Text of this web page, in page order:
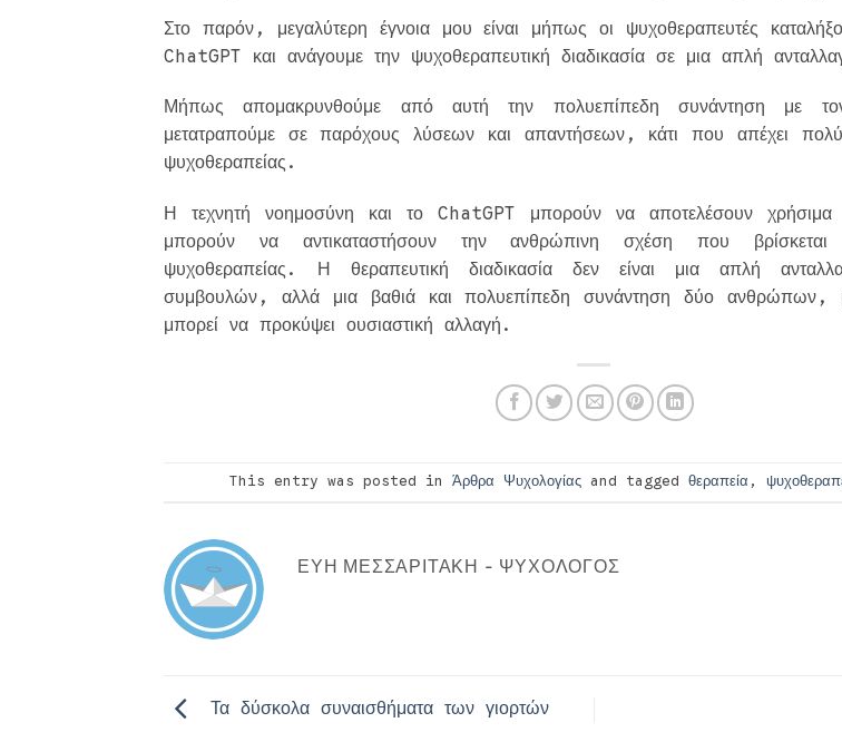
Στο παρόν, μεγαλύτερη έγνοια μου είναι μήπως οι ψυχοθεραπευτές
ChatGPT και ανάγουμε την ψυχοθεραπευτική διαδικασία σε μια απλή
Μήπως απομακρυνθούμε από αυτή την πολυεπίπεδη συνάντηση με
μετατραπούμε σε παρόχους λύσεων και απαντήσεων, κάτι που απέχει
ψυχοθεραπείας.
Η τεχνητή νοημοσύνη και το ChatGPT μπορούν να αποτελέσουν
μπορούν να αντικαταστήσουν την ανθρώπινη σχέση που
ψυχοθεραπείας. Η θεραπευτική διαδικασία δεν είναι μια απλή
συμβουλών, αλλά μια βαθιά και πολυεπίπεδη συνάντηση δύο
μπορεί να προκύψει ουσιαστική αλλαγή.
This entry was posted inΆρθρα Ψυχολογίας and taggedθεραπεία ,
ΕΎΗ ΜΕΣΣΑΡΙΤΆΚΗ - ΨΥΧΟΛΌΓΟΣ
Τα δύσκολα συναισθήματα των γιορτών